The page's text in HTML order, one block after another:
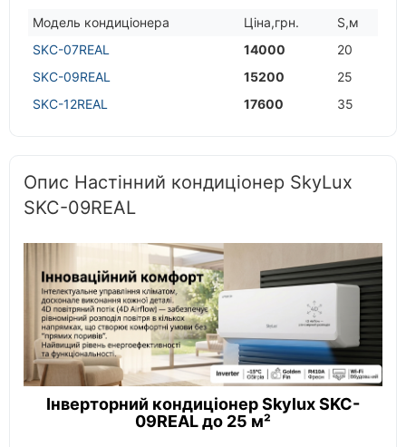
Модель кондицiонера Цiна,грн.
S,м
SKC-07REAL
14000
20
SKC-09REAL
15200
25
SKC-12REAL
17600 35
Опис Настінний кондиціонер SkyLux
SKC-09REAL
Інверторний кондиціонер Skylux SKC-
09REAL до 25 м²